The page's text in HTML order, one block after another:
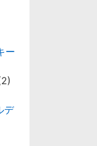
ー
デ